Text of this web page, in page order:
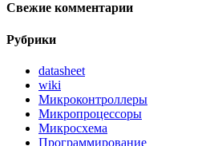
Свежие комментарии
Рубрики
datasheet
wiki
Микроконтроллеры
Микропроцессоры
Микросхема
Программирование